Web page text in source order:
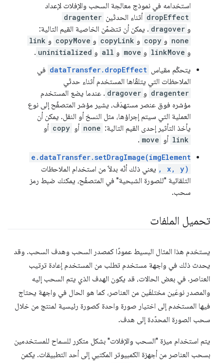
استخدامه في نموذج معالجة السحب والإفلات لإعداد
dropEffect أثناء الحدثَين dragenter
و dragover . يمكن أن تتضمّن الخاصية القيم التالية:
none و copy و copyLink و copyMove و link
و linkMove و move و all و uninitialized
.
يتحكّم مقياس dataTransfer.dropEffect في
الملاحظات التي يتلقّاها المستخدم أثناء حدثَي
dragenter و dragover . عندما يضع المستخدم
مؤشره فوق عنصر مستهدَف، يشير مؤشر المتصفّح إلى نوع
العملية التي سيتم إجراؤها، مثل النسخ أو النقل. يمكن أن
يأخذ التأثير إحدى القيم التالية: none أو copy أو
link أو move
.
e.dataTransfer.setDragImage(imgElement
, x, y) يعني ذلك أنّه بدلاً من استخدام الملاحظات
التلقائية "للصورة الشبحية" في المتصفّح، يمكنك ضبط رمز
سحب.
تحميل الملفات
يستخدم هذا المثال البسيط عمودًا كمصدر السحب وهدف السحب. وقد
يحدث ذلك في واجهة مستخدم تطلب من المستخدم إعادة ترتيب
العناصر. في بعض الحالات، قد يكون الهدف الذي يتم السحب إليه
والمصدر نوعَين مختلفَين من العناصر، كما هو الحال في واجهة يحتاج
فيها المستخدم إلى اختيار صورة واحدة كصورة رئيسية لمنتج من خلال
سحب الصورة المحدّدة إلى هدف.
يتم استخدام ميزة "السحب والإفلات" بشكل متكرر للسماح للمستخدمين
بسحب العناصر من أجهزة الكمبيوتر المكتبي إلى أحد التطبيقات. يكمن